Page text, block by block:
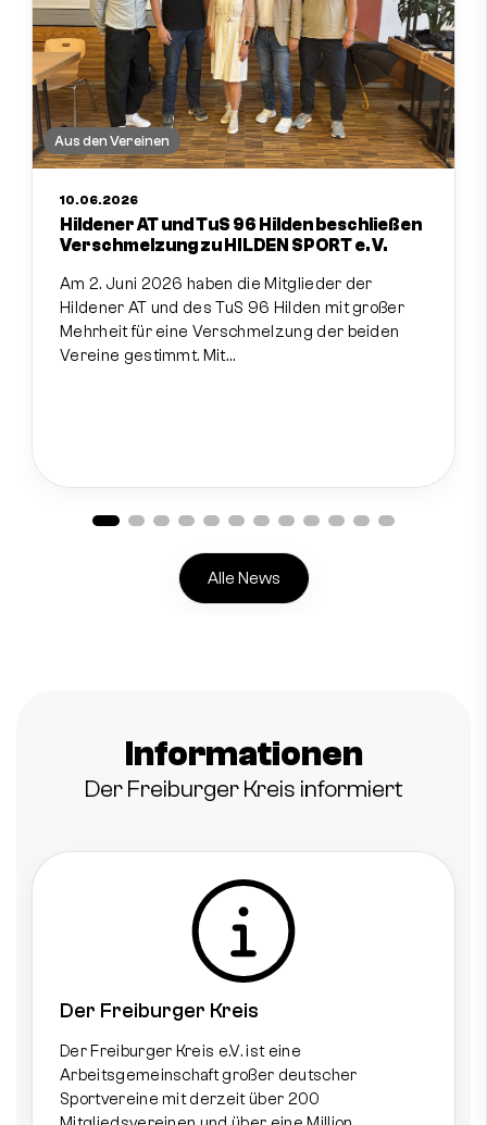
Aus den Vereinen
10.06.2026
Hildener AT und TuS 96 Hilden beschließen
Verschmelzung zu HILDEN SPORT e. V.
Am 2. Juni 2026 haben die Mitglieder der
Hildener AT und des TuS 96 Hilden mit großer
Mehrheit für eine Verschmelzung der beiden
Vereine gestimmt. Mit…
Alle News
Informationen
Der Freiburger Kreis informiert
Der Freiburger Kreis
Der Freiburger Kreis e.V. ist eine
Arbeitsgemeinschaft großer deutscher
Sportvereine mit derzeit über 200